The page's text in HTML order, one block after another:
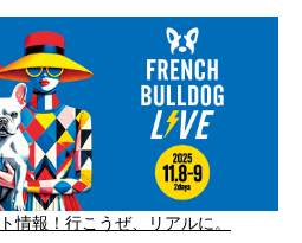
情報！行こうぜ、リアルに。